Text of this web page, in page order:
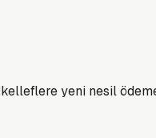
yeni nesil